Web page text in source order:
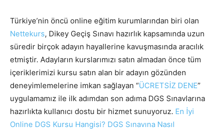
Türkiye’nin öncü online eğitim kurumlarından biri olan
Nettekurs, Dikey Geçiş Sınavı hazırlık kapsamında uzun
süredir birçok adayın hayallerine kavuşmasında aracılık
etmiştir. Adayların kurslarımızı satın almadan önce tüm
içeriklerimizi kursu satın alan bir adayın gözünden
deneyimlemelerine imkan sağlayan “ÜCRETSİZ DENE”
uygulamamız ile ilk adımdan son adıma DGS Sınavlarına
hazırlıkta kullanıcı dostu bir hizmet sunuyoruz. En İyi
Online DGS Kursu Hangisi? DGS Sınavına Nasıl